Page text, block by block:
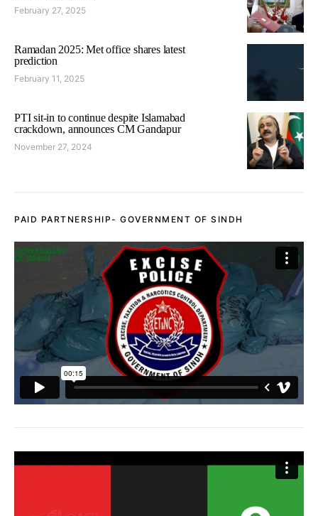
February 27, 2025
Ramadan 2025: Met office shares latest
prediction
February 11, 2025
PTI sit-in to continue despite Islamabad
crackdown, announces CM Gandapur
November 27, 2024
PAID PARTNERSHIP- GOVERNMENT OF SINDH